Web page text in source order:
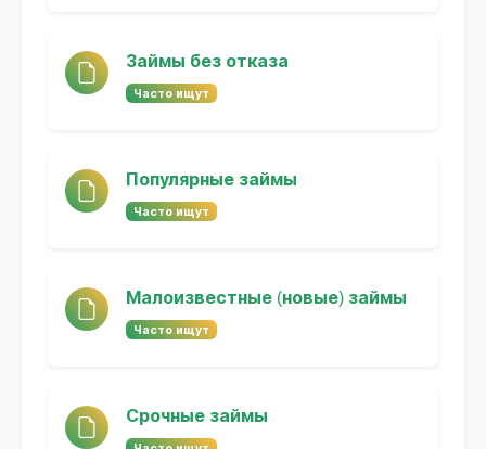
Займы без отказа
Часто ищут
Популярные займы
Часто ищут
Малоизвестные (новые) займы
Часто ищут
Срочные займы